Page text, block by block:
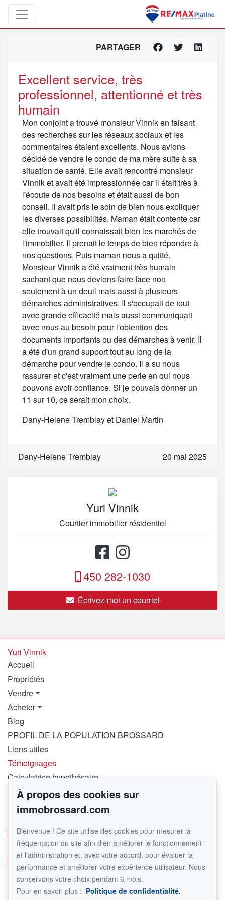
PARTAGER
Excellent service, très
professionnel, attentionné et très
humain
Mon conjoint a trouvé monsieur Vinnik en faisant
des recherches sur les réseaux sociaux et les
commentaires étaient excellents. Nous avions
décidé de vendre le condo de ma mère suite à sa
situation de santé. Elle avait rencontré monsieur
Vinnik et avait été impressionnée car il était très à
l'écoute de nos besoins et était aussi de bon
conseil. Il avait pris le soin de bien nous expliquer
les diverses possibilités. Maman était contente car
elle trouvait qu'il connaissait bien les marchés de
l'immobilier. Il prenait le temps de bien répondre à
nos questions. Puis maman nous a quitté.
Monsieur Vinnik a été vraiment très humain
sachant que nous devions faire face non
seulement à un deuil mais aussi à plusieurs
démarches administratives. Il s'occupait de tout
avec grande efficacité mais aussi communiquait
avec nous au besoin pour l'obtention des
documents importants ou des démarches à venir. Il
a été d'un grand support tout au long de la
démarche pour vendre le condo. Il a su nous
rassurer et c'est vraiment une perle en qui nous
pouvons avoir confiance. Si je pouvais donner un
11 sur 10, ce serait mon choix.
Dany-Helene Tremblay et Daniel Martin
Dany-Helene Tremblay 20 mai 2025
Yuri Vinnik
Courtier immobilier résidentiel
450 282-1030
Écrivez-moi un courriel
Yuri Vinnik
Accueil
Propriétés
Vendre
Acheter
Blog
PROFIL DE LA POPULATION BROSSARD
Liens utiles
Témoignages
Calculatrice hypothécaire
Pour me joindre
RE/MAX PLATINE – FRANCHISÉ INDÉPENDANT ET
AUTONOME DE RE/MAX QUÉBEC
450 282-1030
Écrivez-moi un courriel
À propos des cookies sur
immobrossard.com
Bienvenue ! Ce site utilise des cookies pour mesurer la
fréquentation du site afin d'en améliorer le fonctionnement
et l'administration et, avec votre accord, pour évaluer la
performance et améliorer votre expérience utilisateur. Nous
conservons votre choix pendant 6 mois.
Pour en savoir plus : Politique de confidentialité.